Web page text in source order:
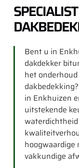
Bent u in
dakdekker
het
in Enkhuizen
uitstekende
hoogwaardige
vakkundige